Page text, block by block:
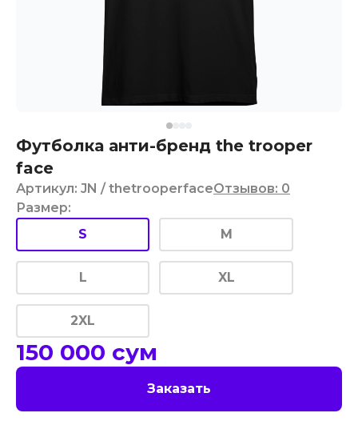
Футболка анти-бренд the trooper
face
Артикул: JN / thetrooperfaceОтзывов: 0
Размер:
S
M
L XL
2XL
150 000 сум
Заказать